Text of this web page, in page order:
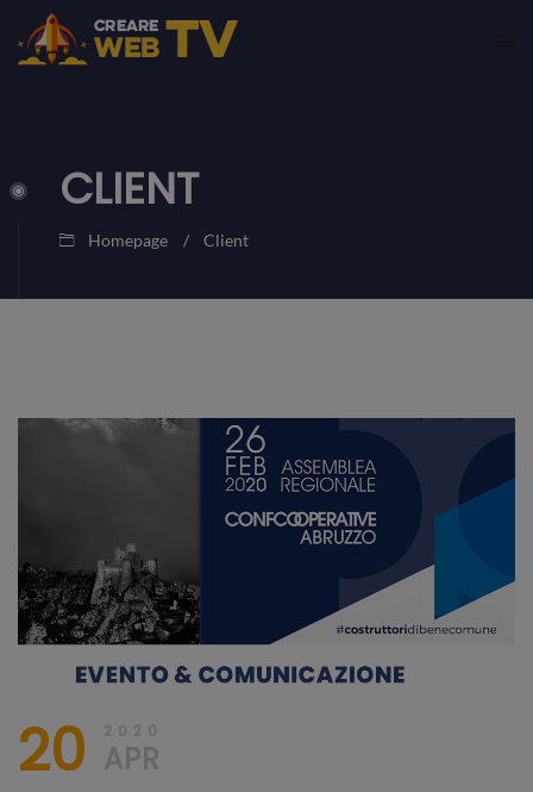
CLIENT
Homepage Client
20
CREARE
20 2020
APR